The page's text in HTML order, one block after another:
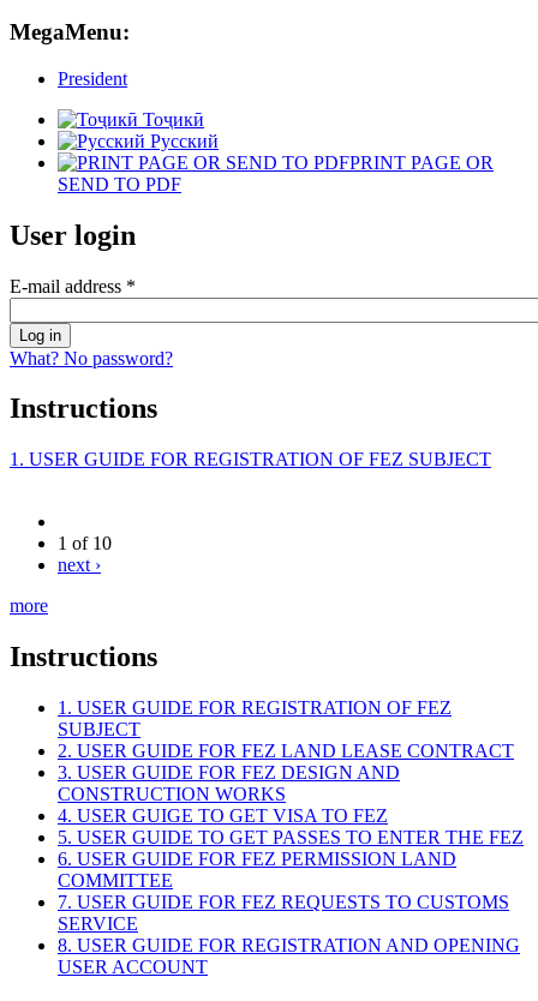
MegaMenu:
President
Тоҷикӣ
Русский
PRINT PAGE OR
SEND TO PDF
User login
E-mail address *
What? No password?
Instructions
1. USER GUIDE FOR REGISTRATION OF FEZ SUBJECT
1 of 10
next ›
more
Instructions
1. USER GUIDE FOR REGISTRATION OF FEZ
SUBJECT
2. USER GUIDE FOR FEZ LAND LEASE CONTRACT
3. USER GUIDE FOR FEZ DESIGN AND
CONSTRUCTION WORKS
4. USER GUIGE TO GET VISA TO FEZ
5. USER GUIDE TO GET PASSES TO ENTER THE FEZ
6. USER GUIDE FOR FEZ PERMISSION LAND
COMMITTEE
7. USER GUIDE FOR FEZ REQUESTS TO CUSTOMS
SERVICE
8. USER GUIDE FOR REGISTRATION AND OPENING
USER ACCOUNT